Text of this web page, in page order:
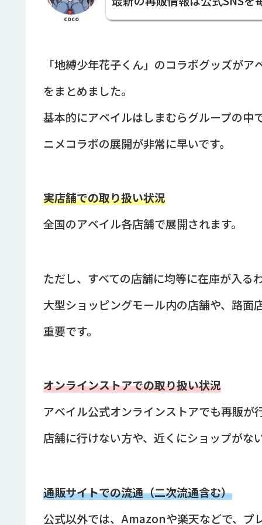
coco
「地縛少年花子くん」のコラボグッズが
をまとめました。
基本的にアベイルはしまむらグループの中
ニメコラボの展開が非常に早いです。
実店舗での取り扱い状況
全国のアベイル各店舗で展開されます。
ただし、すべての店舗に均等に在庫が入る
大型ショッピングモール内の店舗や、路面
重要です。
オンラインストアでの取り扱い状況
アベイル公式オンラインストアでも再販が
店舗に行けない方や、近くにショップがな
通販サイトでの流通（二次流通含む）
公式以外では、Amazonや楽天などで、プ